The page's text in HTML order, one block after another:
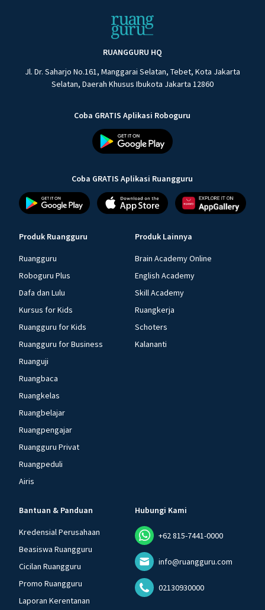
RUANGGURU HQ
Jl. Dr. Saharjo No.161, Manggarai Selatan, Tebet, Kota Jakarta
Selatan, Daerah Khusus Ibukota Jakarta 12860
Coba GRATIS Aplikasi Roboguru
Coba GRATIS Aplikasi Ruangguru
Produk Ruangguru
Ruangguru
Roboguru Plus
Dafa dan Lulu
Kursus for Kids
Ruangguru for Kids
Ruangguru for Business
Ruanguji
Ruangbaca
Ruangkelas
Ruangbelajar
Ruangpengajar
Ruangguru Privat
Ruangpeduli
Airis
Produk Lainnya
Brain Academy Online
English Academy
Skill Academy
Ruangkerja
Schoters
Kalananti
Bantuan & Panduan
Kredensial Perusahaan
Beasiswa Ruangguru
Cicilan Ruangguru
Promo Ruangguru
Laporan Kerentanan
Hubungi Kami
+62 815-7441-0000
info@ruangguru.com
02130930000